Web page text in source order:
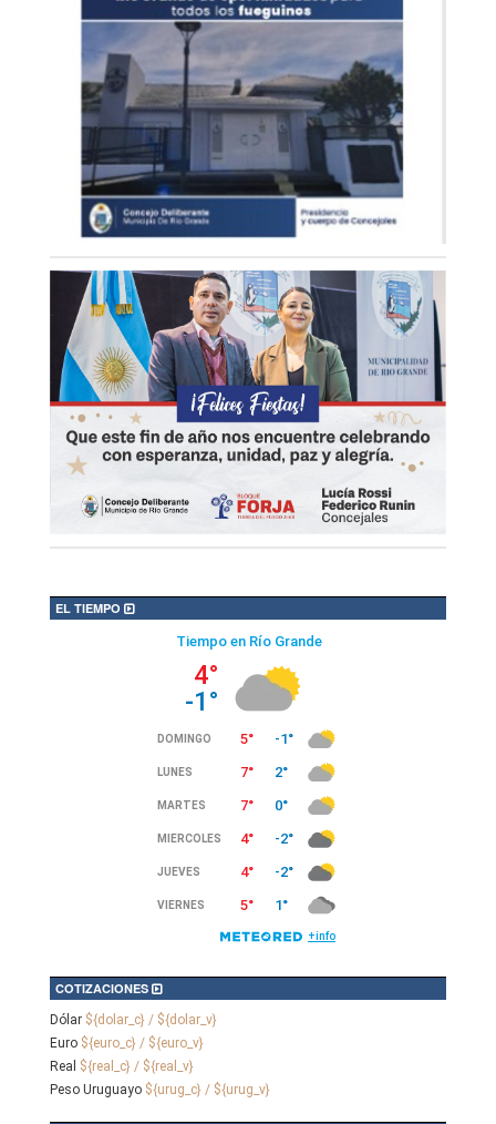
EL TIEMPO
COTIZACIONES
Dólar ${dolar_c} / ${dolar_v}
Euro ${euro_c} / ${euro_v}
Real ${real_c} / ${real_v}
Peso Uruguayo ${urug_c} / ${urug_v}